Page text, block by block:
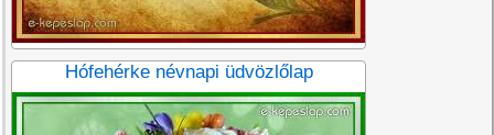
Hófehérke névnapi üdvözlőlap